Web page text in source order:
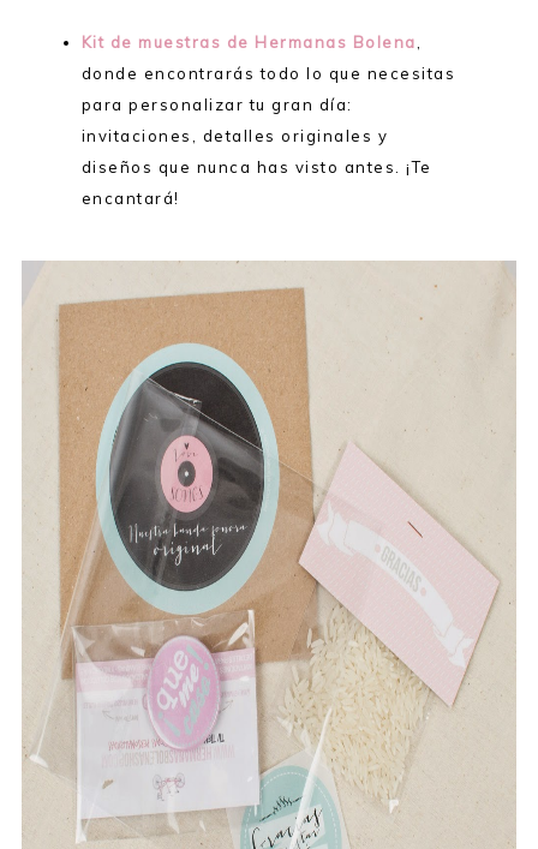
Kit de muestras de Hermanas Bolena,
donde encontrarás todo lo que necesitas
para personalizar tu gran día:
invitaciones, detalles originales y
diseños que nunca has visto antes. ¡Te
encantará!